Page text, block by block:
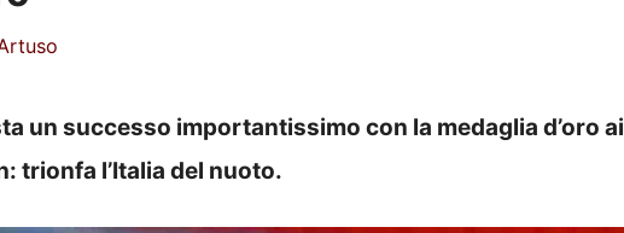
un successo importantissimo con la medaglia d’oro ai
trionfa l’Italia del nuoto.